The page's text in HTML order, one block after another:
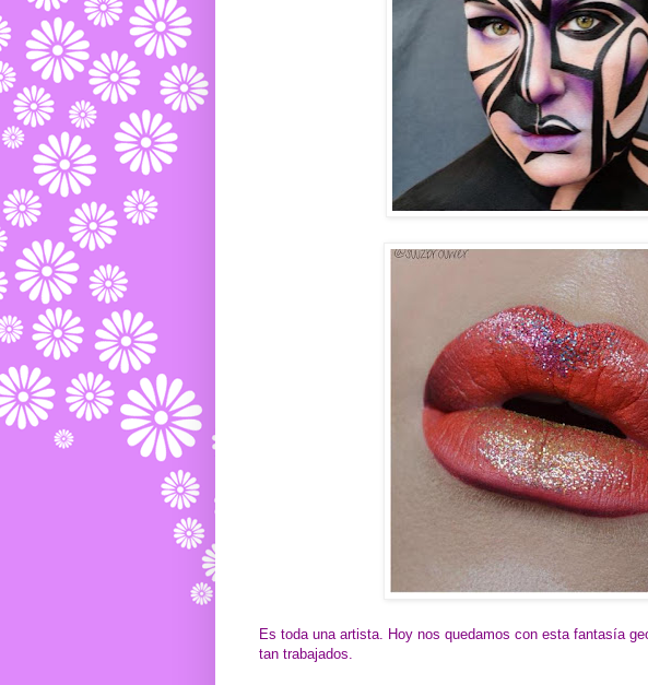
Es toda una artista. Hoy nos quedamos con esta fantasía
tan trabajados.